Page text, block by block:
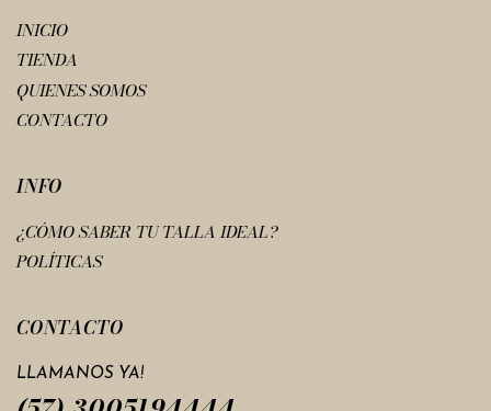
INICIO
TIENDA
QUIENES SOMOS
CONTACTO
INFO
¿CÓMO SABER TU TALLA IDEAL?
POLÍTICAS
CONTACTO
LLAMANOS YA!